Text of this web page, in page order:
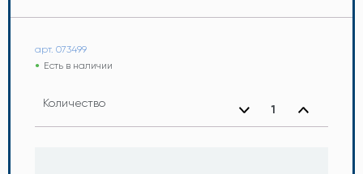
арт. 073499
Есть в наличии
Количество